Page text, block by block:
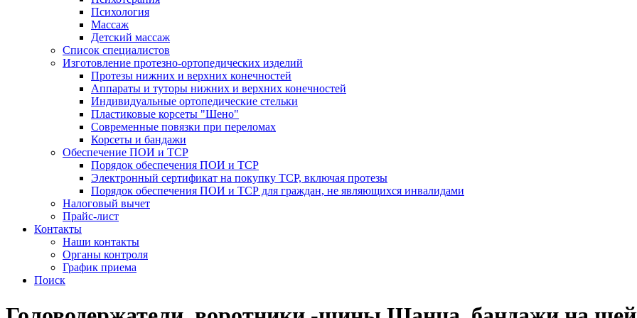
Психология
Массаж
Детский массаж
Список специалистов
Изготовление протезно-ортопедических изделий
Протезы нижних и верхних конечностей
Аппараты и туторы нижних и верхних конечностей
Индивидуальные ортопедические стельки
Пластиковые корсеты "Шено"
Современные повязки при переломах
Корсеты и бандажи
Обеспечение ПОИ и ТСР
Порядок обеспечения ПОИ и ТСР
Электронный сертификат на покупку ТСР, включая протезы
Порядок обеспечения ПОИ и ТСР для граждан, не являющихся инвалидами
Налоговый вычет
Прайс-лист
Контакты
Наши контакты
Органы контроля
График приема
Поиск